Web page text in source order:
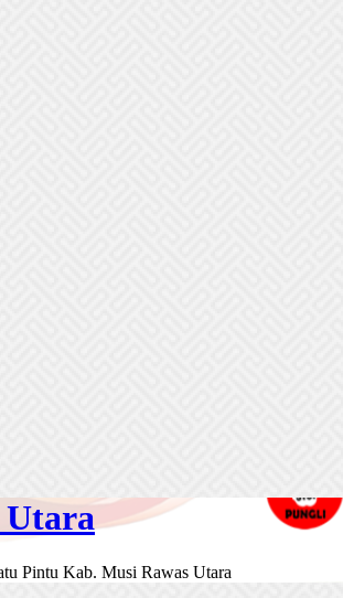
Utara
Pintu Kab. Musi Rawas Utara